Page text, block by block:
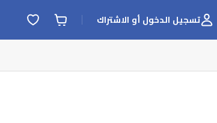
تسجيل الدخول أو الاشتراك